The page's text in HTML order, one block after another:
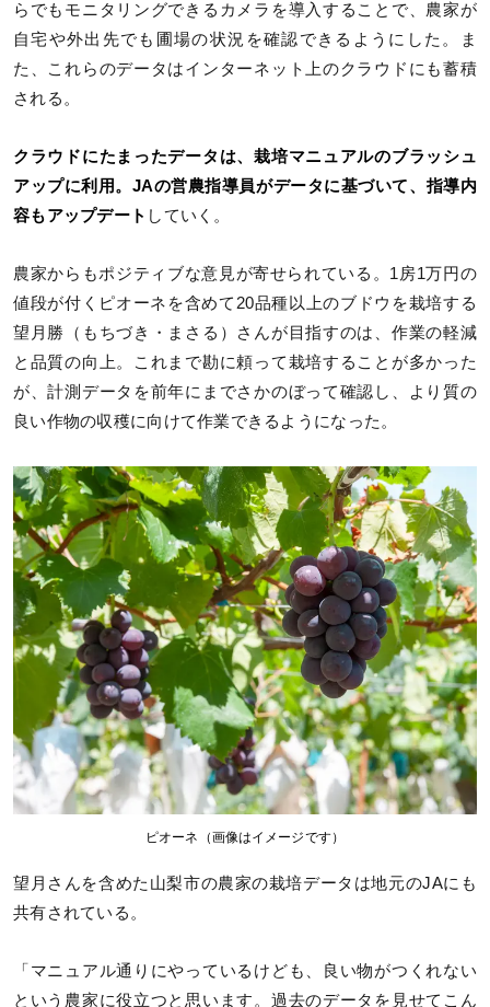
らでもモニタリングできるカメラを導入することで、農家が
自宅や外出先でも圃場の状況を確認できるようにした。ま
た、これらのデータはインターネット上のクラウドにも蓄積
される。
クラウドにたまったデータは、栽培マニュアルのブラッシュ
アップに利用。JAの営農指導員がデータに基づいて、指導内
容もアップデート していく。
農家からもポジティブな意見が寄せられている。1房1万円の
値段が付くピオーネを含めて20品種以上のブドウを栽培する
望月勝（もちづき・まさる）さんが目指すのは、作業の軽減
と品質の向上。これまで勘に頼って栽培することが多かった
が、計測データを前年にまでさかのぼって確認し、より質の
良い作物の収穫に向けて作業できるようになった。
ピオーネ（画像はイメージです）
望月さんを含めた山梨市の農家の栽培データは地元のJAにも
共有されている。
「マニュアル通りにやっているけども、良い物がつくれない
という農家に役立つと思います。過去のデータを見せてこん